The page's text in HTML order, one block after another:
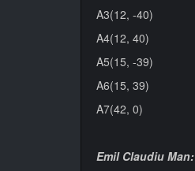
A3(12, -40)
A4(12, 40)
A5(15, -39)
A6(15, 39)
A7(42, 0)
Emil Claudiu Man: